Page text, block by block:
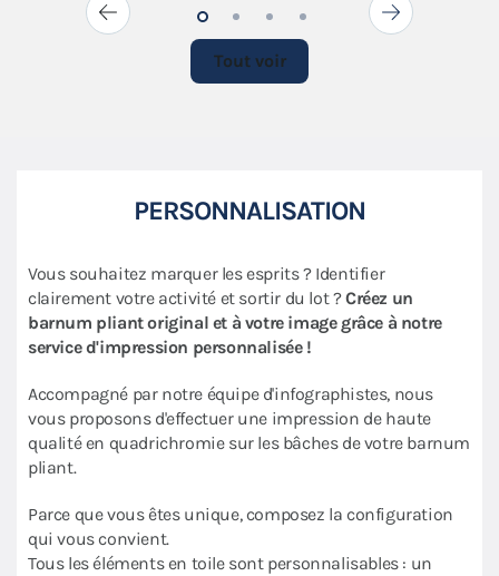
Tout voir
PERSONNALISATION
Vous souhaitez marquer les esprits ? Identifier
clairement votre activité et sortir du lot ?Créez un
barnum pliant original et à votre image grâce à notre
service d'impression personnalisée !
Accompagné par notre équipe d'infographistes, nous
vous proposons d'effectuer une impression de haute
qualité en quadrichromie sur les bâches de votre barnum
pliant.
Parce que vous êtes unique, composez la configuration
qui vous convient.
Tous les éléments en toile sont personnalisables : un